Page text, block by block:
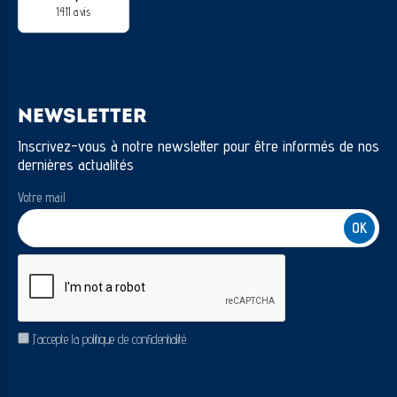
1411 avis
NEWSLETTER
Inscrivez-vous à notre newsletter pour être informés de nos
dernières actualités
Votre mail
RGPDJ’accepte la politique de confidentialité.